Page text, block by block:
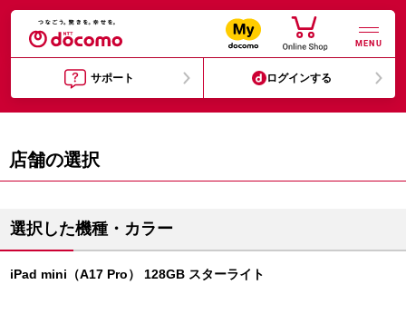
MENU
サポート ログインする
店舗の選択
選択した機種・カラー
iPad mini（A17 Pro） 128GB スターライト